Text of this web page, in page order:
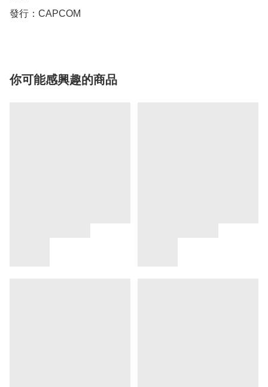
你可能感興趣的商品